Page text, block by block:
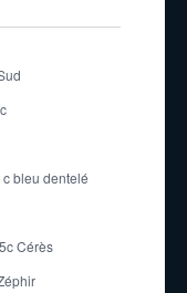
c bleu dentelé
Cérès